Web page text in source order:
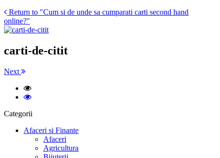
Return to "Cum si de unde sa cumparati carti second hand
online?"
carti-de-citit
Next
Categorii
Afaceri si Finante
Afaceri
Agricultura